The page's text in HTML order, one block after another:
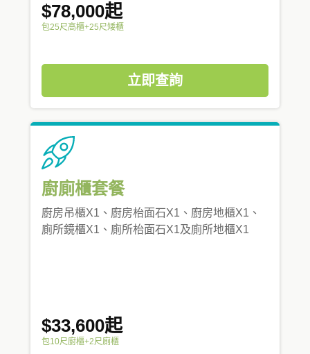
$78,000起
包25尺高櫃+25尺矮櫃
立即查詢
廚廁櫃套餐
廚房吊櫃X1、廚房枱面石X1、廚房地櫃X1、
廁所鏡櫃X1、廁所枱面石X1及廁所地櫃X1
$33,600起
包10尺廚櫃+2尺廁櫃